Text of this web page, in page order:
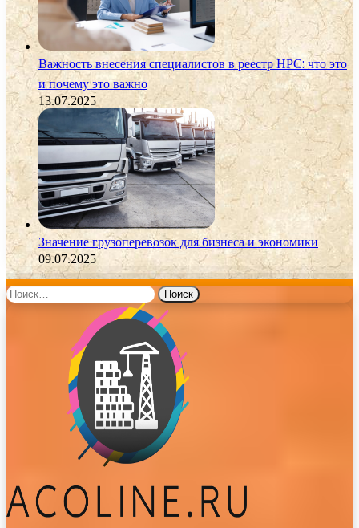
Важность внесения специалистов в реестр НРС: что это
и почему это важно
13.07.2025
Значение грузоперевозок для бизнеса и экономики
09.07.2025
Найти: